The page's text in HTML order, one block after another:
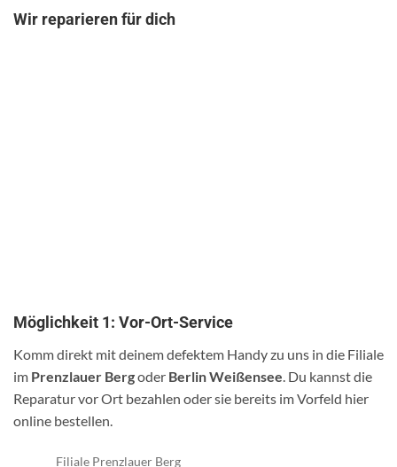
Wir reparieren für dich
Möglichkeit 1: Vor-Ort-Service
Komm direkt mit deinem defektem Handy zu uns in die Filiale
im Prenzlauer Bergoder Berlin Weißensee . Du kannst die
Reparatur vor Ort bezahlen oder sie bereits im Vorfeld hier
online bestellen.
Filiale Prenzlauer Berg